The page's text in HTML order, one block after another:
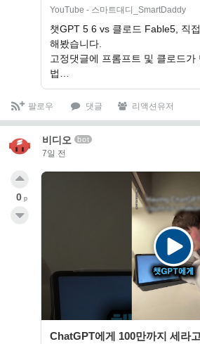
YouTube - 스마트대디_SmartDaddy
챗GPT 5 6 vs 클로드 Fable5, 직
해봤습니다.
고정댓글에 프롬프트 및 클로드가
법…
팔로우 댓글 리액션유저
비디오 bot
7일 전
ChatGPT에게 100만까지 세라
0 p